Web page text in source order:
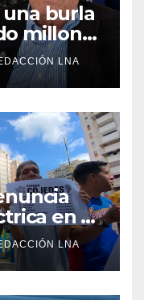
una burla
millones
LNA
en el
LNA